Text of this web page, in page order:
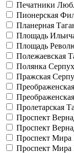
Печатники
Пионерская
Планерная
Площадь
Площадь
Полежаевская
Полянка
Пражская
Пролетарская
Проспект
Проспект
Проспект Мира
Проспект Мира